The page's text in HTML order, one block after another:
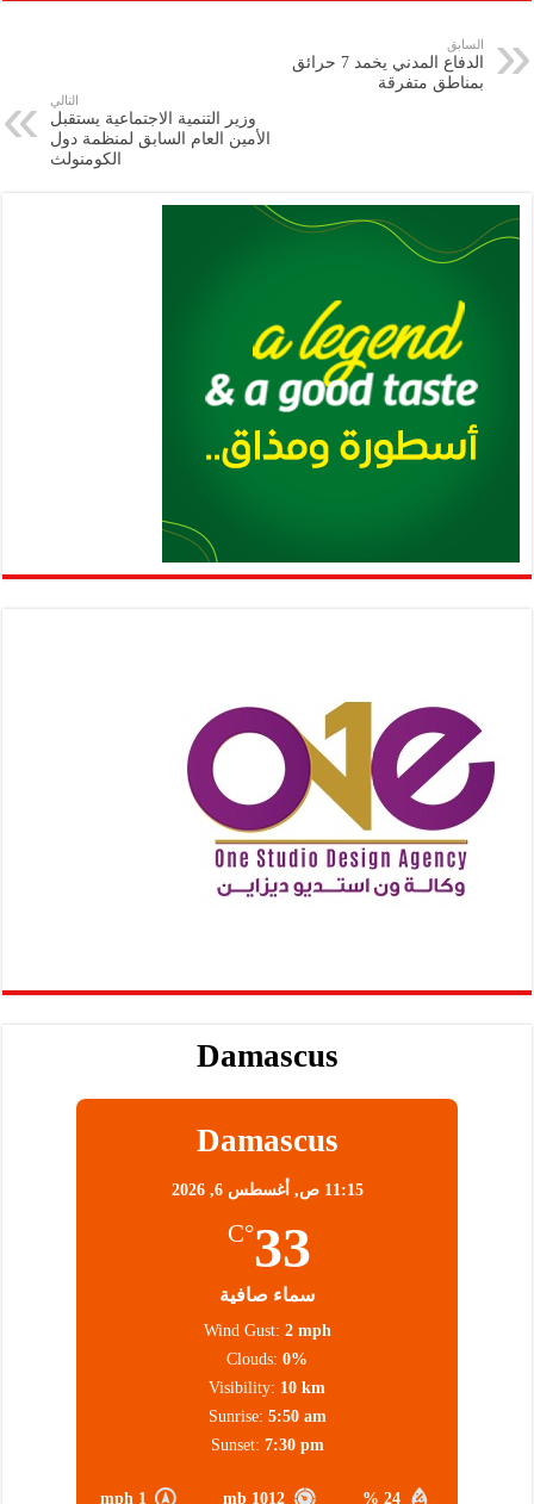
y
Li
k
p
p
السابق
الدفاع المدني يخمد 7 حرائق
بمناطق متفرقة
التالي
وزير التنمية الاجتماعية يستقبل
الأمين العام السابق لمنظمة دول
الكومنولث
Damascus
Damascus
11:15 ص, أغسطس 6, 2026
33
°C
سماء صافية
24 %
1012 mb
1 mph
Wind Gust: 2 mph
Clouds: 0%
Visibility: 10 km
Sunrise: 5:50 am
Sunset: 7:30 pm